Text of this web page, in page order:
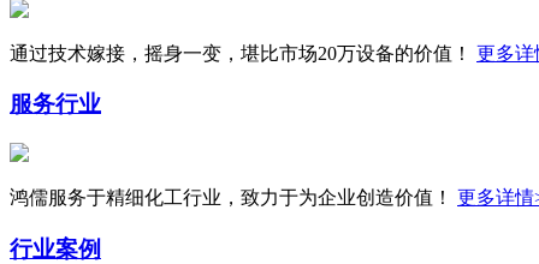
通过技术嫁接，摇身一变，堪比市场20万设备的价值！ 更多详
服务行业
鸿儒服务于精细化工行业，致力于为企业创造价值！ 更多详情
行业案例